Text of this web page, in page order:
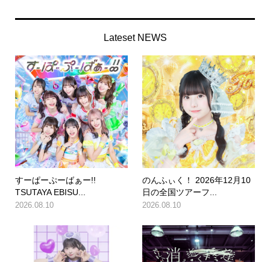
Lateset NEWS
すーぱーぷーばぁー!!
TSUTAYA EBISU...
2026.08.10
のんふぃく！ 2026年12月10
日の全国ツアーフ...
2026.08.10